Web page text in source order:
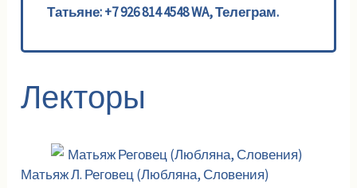
Татьяне: +7 926 814 4548 WA, Телеграм.
Лекторы
Матьяж Л. Реговец (Любляна, Словения)